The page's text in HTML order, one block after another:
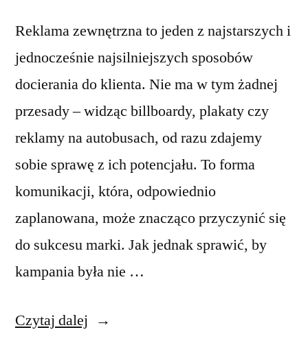
Reklama zewnętrzna to jeden z najstarszych i
jednocześnie najsilniejszych sposobów
docierania do klienta. Nie ma w tym żadnej
przesady – widząc billboardy, plakaty czy
reklamy na autobusach, od razu zdajemy
sobie sprawę z ich potencjału. To forma
komunikacji, która, odpowiednio
zaplanowana, może znacząco przyczynić się
do sukcesu marki. Jak jednak sprawić, by
kampania była nie …
Czytaj dalej „Maksymalizacja